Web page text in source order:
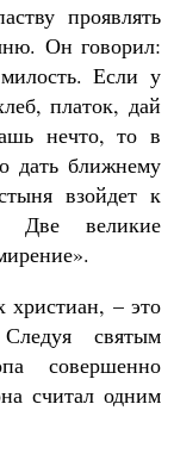
проявлять
Он говорил:
Если у
платок, дай
нечто, то в
дать ближнему
взойдет к
Две великие
– это
святым
совершенно
считал одним